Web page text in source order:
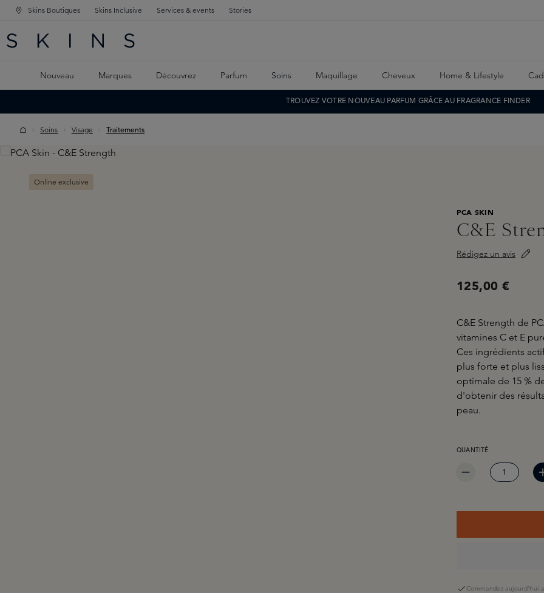
PRINCIPALE
CONTENU PRINCIPAL
Skins Boutiques Skins Inclusive Services & events Stories
Nouveau Marques Découvrez Parfum Soins Maquillage Cheveux Home & Lifestyle
TROUVEZ VOTRE NOUVEAU PARFUM GRÂCE AU FRAGRANCE FINDER
Soins Visage Traitements
Skip image gallery
Online exclusive
PCA SKIN
C&E
Rédigez un avis
125,00 €
C&E Strength de
vitamines C et E
Ces ingrédients
plus forte et plus
optimale de 15 %
d'obtenir des
peau.
QUANTITÉ DE PRODUIT
QUANTITÉ
Commandez aujourd'hui